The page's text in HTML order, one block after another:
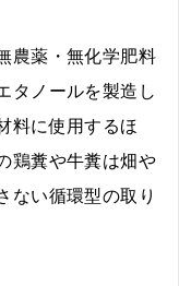
農薬・無化学肥料
タノールを製造し
料に使用するほ
鶏糞や牛糞は畑や
ない循環型の取り